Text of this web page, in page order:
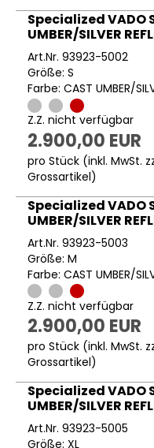
Specialized VADO
UMBER/SILVER
Art.Nr. 93923-5002
Größe: S
Farbe: CAST UMBER/
Z.Z. nicht verfügbar
2.900,00 EUR
pro Stück (inkl. MwSt.
Grossartikel)
Specialized VADO
UMBER/SILVER
Art.Nr. 93923-5003
Größe: M
Farbe: CAST UMBER/
Z.Z. nicht verfügbar
2.900,00 EUR
pro Stück (inkl. MwSt.
Grossartikel)
Specialized VADO
UMBER/SILVER
Art.Nr. 93923-5005
Größe: XL